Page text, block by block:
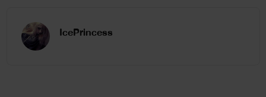
IcePrincess